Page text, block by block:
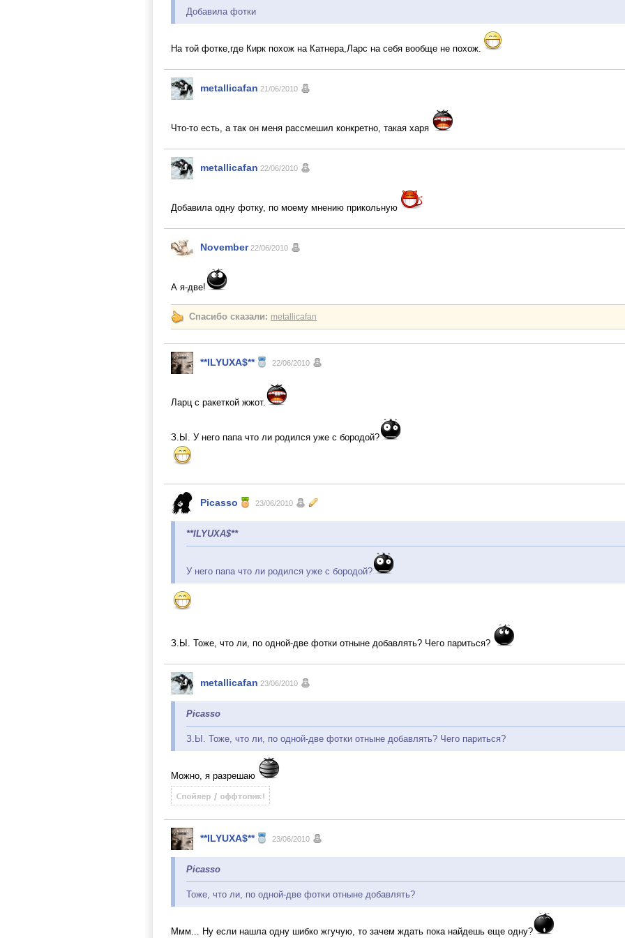
Добавила фотки
На той фотке,где Кирк похож на Катнера,Ларс на себя вообще не похож.
metallicafan 21/06/2010
Что-то есть, а так он меня рассмешил конкретно, такая харя
metallicafan 22/06/2010
Добавила одну фотку, по моему мнению прикольную
November 22/06/2010
А я-две!
Спасибо сказали: metallicafan
**ILYUXA$** 22/06/2010
Ларц с ракеткой жжот.
З.Ы. У него папа что ли родился уже с бородой?
Picasso 23/06/2010
**ILYUXA$**
У него папа что ли родился уже с бородой?
З.Ы. Тоже, что ли, по одной-две фотки отныне добавлять? Чего париться?
metallicafan 23/06/2010
Picasso
З.Ы. Тоже, что ли, по одной-две фотки отныне добавлять? Чего париться?
Можно, я разрешаю
**ILYUXA$** 23/06/2010
Picasso
Тоже, что ли, по одной-две фотки отныне добавлять?
Ммм... Ну если нашла одну шибко жгучую, то зачем ждать пока найдешь еще одну?